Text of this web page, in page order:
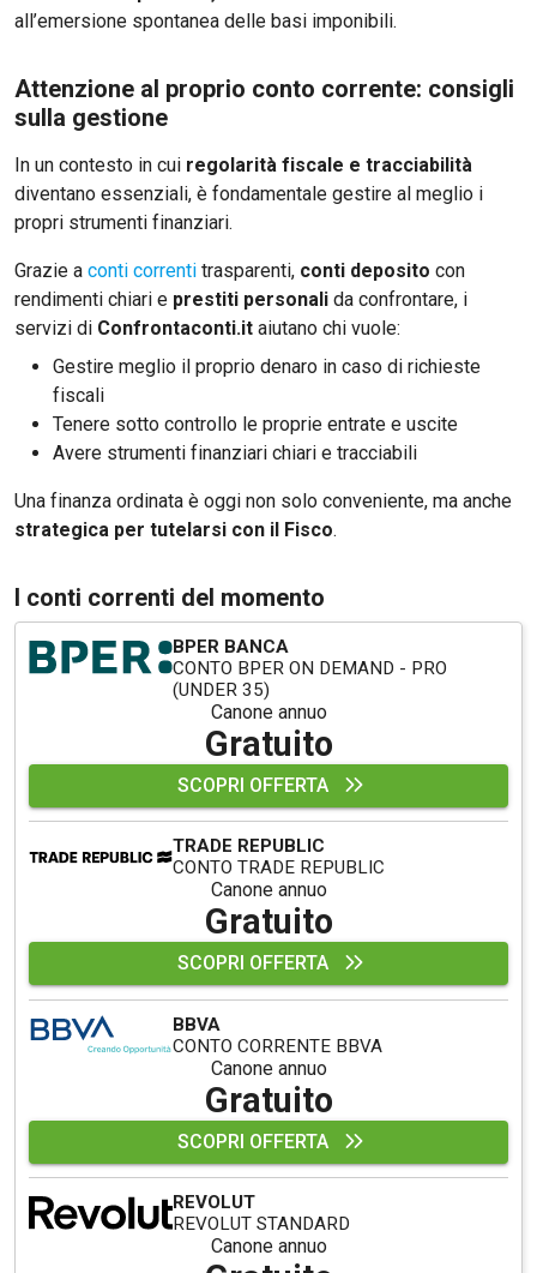
all’emersione spontanea delle basi imponibili.
Attenzione al proprio conto corrente: consigli
sulla gestione
In un contesto in cui regolarità fiscale e tracciabilità
diventano essenziali, è fondamentale gestire al meglio i
propri strumenti finanziari.
Grazie a conti correnti trasparenti, conti deposito con
rendimenti chiari e prestiti personali da confrontare, i
servizi di Confrontaconti.it aiutano chi vuole:
Gestire meglio il proprio denaro in caso di richieste
fiscali
Tenere sotto controllo le proprie entrate e uscite
Avere strumenti finanziari chiari e tracciabili
Una finanza ordinata è oggi non solo conveniente, ma anche
strategica per tutelarsi con il Fisco.
I conti correnti del momento
BPER BANCA
CONTO BPER ON DEMAND - PRO
(UNDER 35)
Canone annuo
Gratuito
SCOPRI OFFERTA
TRADE REPUBLIC
CONTO TRADE REPUBLIC
Canone annuo
Gratuito
SCOPRI OFFERTA
BBVA
CONTO CORRENTE BBVA
Canone annuo
Gratuito
SCOPRI OFFERTA
REVOLUT
REVOLUT STANDARD
Canone annuo